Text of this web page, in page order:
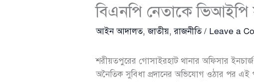
বিএনপি নেতাকে
আইন আদালত,জাতীয়,রাজনীতি/ Leave a
শরীয়তপুরের গোসাইরহাট থানার অফিসার
অনৈতিক সুবিধা প্রদানের অভিযোগ ওঠার পর এই